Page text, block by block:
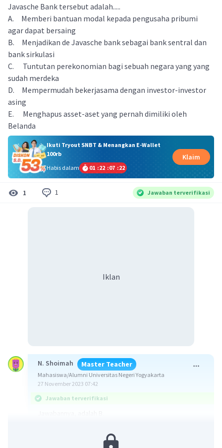
Javasche Bank tersebut adalah.....
A. Memberi bantuan modal kepada pengusaha pribumi
agar dapat bersaing
B. Menjadikan de Javasche bank sebagai bank sentral dan
bank sirkulasi
C. Tuntutan perekonomian bagi sebuah negara yang yang
sudah merdeka
D. Mempermudah bekerjasama dengan investor-investor
asing
E. Menghapus asset-aset yang pernah dimiliki oleh
Belanda
Ikuti Tryout SNBT & Menangkan E-Wallet
100rb
Habis dalam
01 :22 :07 :22
Klaim
1 1 Jawaban terverifikasi
Iklan
N. Shoimah Master Teacher
Mahasiswa/Alumni Universitas Negeri Yogyakarta
27 November 2023 07:42
Jawaban terverifikasi
Yuk simak pembahasannya!